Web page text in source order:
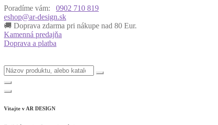
Poradíme vám:
0902 710 819
eshop@ar-design.sk
🚚 Doprava zdarma pri nákupe nad 80 Eur.
Kamenná predajňa
Doprava a platba
Vitajte v AR DESIGN